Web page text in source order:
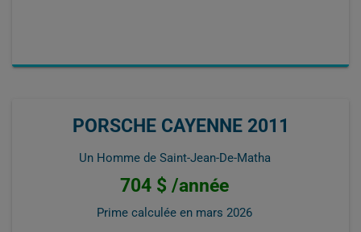
PORSCHE CAYENNE 2011
Un Homme de Saint-Jean-De-Matha
704 $ /année
Prime calculée en mars 2026